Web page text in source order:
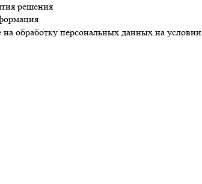
решения
обработку персональных данных на условии